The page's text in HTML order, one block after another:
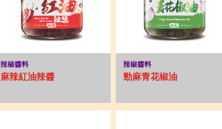
辣椒醬料
麻辣紅油辣醬
辣椒醬料
勁麻青花椒油